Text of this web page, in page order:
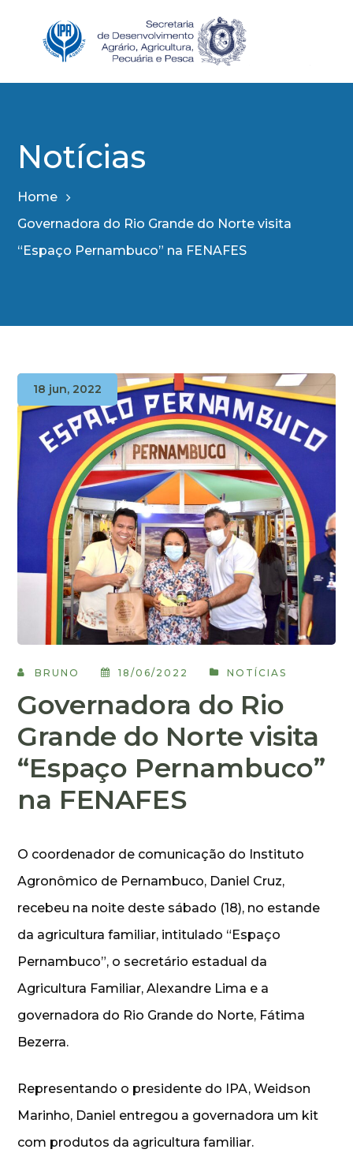
Notícias
Home
Governadora do Rio Grande do Norte visita
“Espaço Pernambuco” na FENAFES
18 jun, 2022
BRUNO 18/06/2022 NOTÍCIAS
Governadora do Rio
Grande do Norte visita
“Espaço Pernambuco”
na FENAFES
O coordenador de comunicação do Instituto
Agronômico de Pernambuco, Daniel Cruz,
recebeu na noite deste sábado (18), no estande
da agricultura familiar, intitulado “Espaço
Pernambuco”, o secretário estadual da
Agricultura Familiar, Alexandre Lima e a
governadora do Rio Grande do Norte, Fátima
Bezerra.
Representando o presidente do IPA, Weidson
Marinho, Daniel entregou a governadora um kit
com produtos da agricultura familiar.